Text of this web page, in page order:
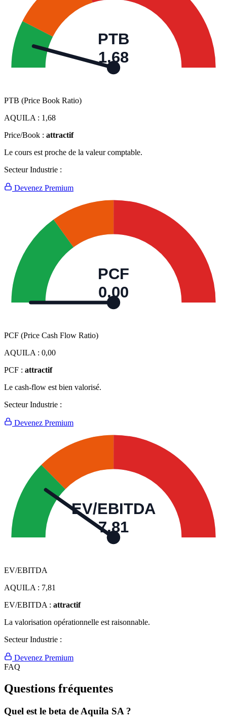
PTB
1,68
PTB (Price Book Ratio)
AQUILA : 1,68
Price/Book : attractif
Le cours est proche de la valeur comptable.
Secteur Industrie :
Devenez Premium
PCF
0,00
PCF (Price Cash Flow Ratio)
AQUILA : 0,00
PCF : attractif
Le cash-flow est bien valorisé.
Secteur Industrie :
Devenez Premium
EV/EBITDA
7,81
EV/EBITDA
AQUILA : 7,81
EV/EBITDA : attractif
La valorisation opérationnelle est raisonnable.
Secteur Industrie :
Devenez Premium
FAQ
Questions fréquentes
Quel est le beta de Aquila SA ?